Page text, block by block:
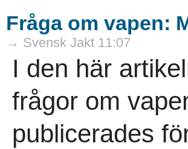
Fråga om vapen:
→ Svensk Jakt 11:07
I den här
frågor om
publicerades